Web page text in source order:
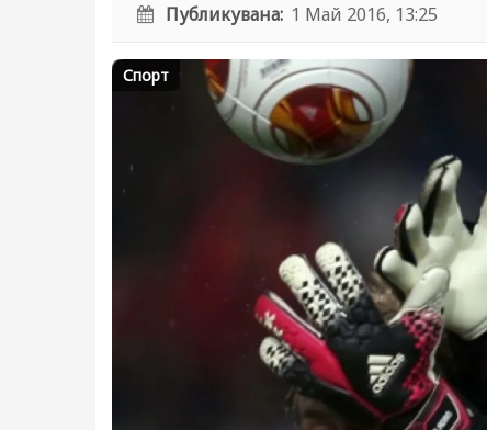
Публикувана: 1 Май 2016, 13:25
Спорт